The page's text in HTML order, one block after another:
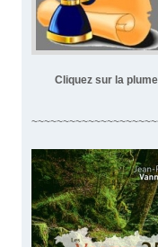
Cliquez sur la